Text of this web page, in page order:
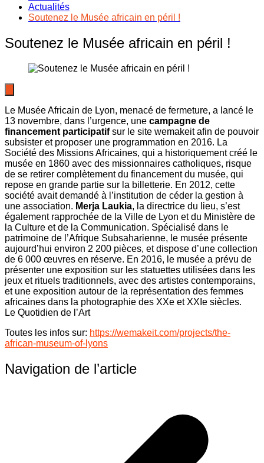
Actualités
Soutenez le Musée africain en péril !
Soutenez le Musée africain en péril !
Le Musée Africain de Lyon, menacé de fermeture, a lancé le
13 novembre, dans l’urgence, une campagne de
financement participatifsur le site wemakeit afin de pouvoir
subsister et proposer une programmation en 2016. La
Société des Missions Africaines, qui a historiquement créé le
musée en 1860 avec des missionnaires catholiques, risque
de se retirer complètement du financement du musée, qui
repose en grande partie sur la billetterie. En 2012, cette
société avait demandé à l’institution de céder la gestion à
une association. Merja Laukia, la directrice du lieu, s’est
également rapprochée de la Ville de Lyon et du Ministère de
la Culture et de la Communication. Spécialisé dans le
patrimoine de l’Afrique Subsaharienne, le musée présente
aujourd’hui environ 2 200 pièces, et dispose d’une collection
de 6 000 œuvres en réserve. En 2016, le musée a prévu de
présenter une exposition sur les statuettes utilisées dans les
jeux et rituels traditionnels, avec des artistes contemporains,
et une exposition autour de la représentation des femmes
africaines dans la photographie des XXe et XXIe siècles.
Le Quotidien de l’Art
Toutes les infos sur: https://wemakeit.com/projects/the-
african-museum-of-lyons
Navigation de l’article